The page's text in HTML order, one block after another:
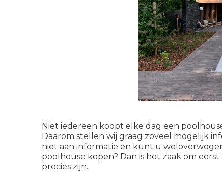
Niet iedereen koopt elke dag een
Daarom stellen wij graag zoveel mogelijk
niet aan informatie en kunt u
poolhouse kopen? Dan is het zaak om
precies zijn.